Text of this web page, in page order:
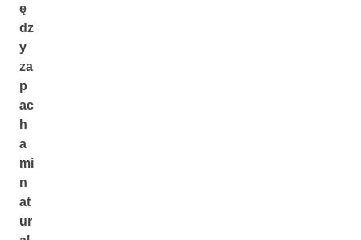
ę
dz
y
za
p
ac
h
a
mi
n
at
ur